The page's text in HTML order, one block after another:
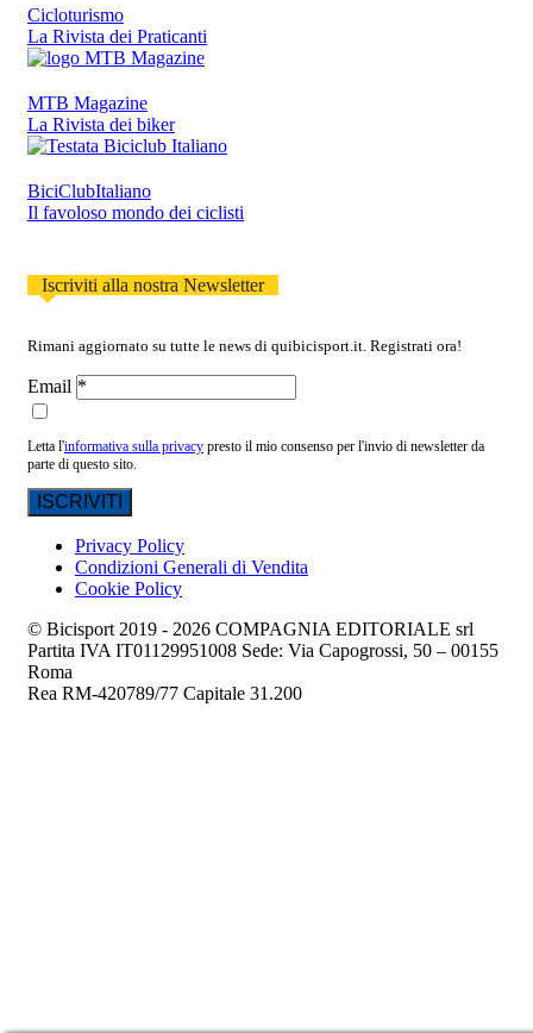
Cicloturismo
La Rivista dei Praticanti
MTB Magazine
La Rivista dei biker
BiciClubItaliano
Il favoloso mondo dei ciclisti
Iscriviti alla nostra Newsletter
Rimani aggiornato su tutte le news di quibicisport.it. Registrati ora!
Email
Letta l'informativa sulla privacy presto il mio consenso per l'invio di newsletter da
parte di questo sito.
Privacy Policy
Condizioni Generali di Vendita
Cookie Policy
© Bicisport 2019 - 2026 COMPAGNIA EDITORIALE srl
Partita IVA IT01129951008 Sede: Via Capogrossi, 50 – 00155
Roma
Rea RM-420789/77 Capitale 31.200